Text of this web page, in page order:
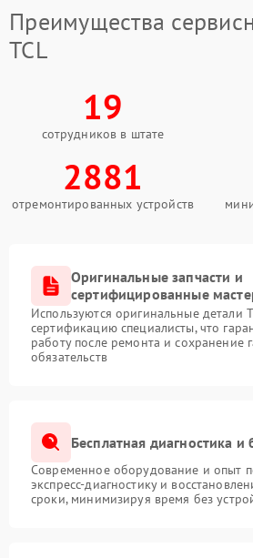
Преимущества
TCL
19
сотрудников в штате
2881
отремонтированных устройств
Оригинальные запчасти и
сертифицированные
Используются оригинальные детали
сертификацию специалисты, что
работу после ремонта и сохранение
обязательств
Бесплатная диагностика
Современное оборудование и опыт
экспресс-диагностику и
сроки, минимизируя время без